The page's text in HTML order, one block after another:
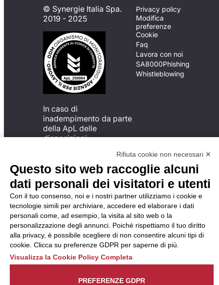
© Synergie Italia Spa.
2019 - 2025
In caso di
inadempimento da parte
della ApL delle
disposizioni
possibile presentare un
reclamo
all’Organismo di
Monitoraggio utilizzando
una delle modalità
descritte al seguente
indirizzo web
https://odm-
agenzielavoro.it/reclami/.
Privacy policy
Modifica
preferenze
Cookie
Faq
Lavora con noi
SA8000Phishing
Whistleblowing
Rifiuta cookie non necessari ✕
Questo sito web raccoglie alcuni
dati personali dei visitatori e utenti
Con il tuo consenso, noi e i nostri partner utilizziamo i cookie e
tecnologie simili per archiviare, accedere ed elaborare i dati
personali come, ad esempio, la visita al sito web o la
personalizzazione degli annunci. Poiché rispettiamo il tuo diritto
alla privacy, è possibile scegliere di non consentire alcuni tipi di
cookie. Clicca su preferenze GDPR per saperne di più.
Visualizza la Cookie Policy Completa
PREFERENZE GDPR